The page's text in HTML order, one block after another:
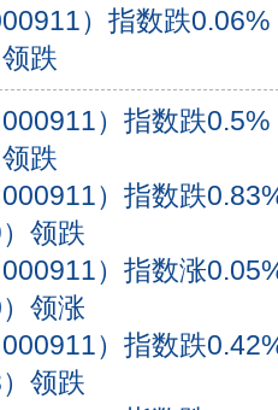
）指数跌0.06%
跌
）指数跌0.5%
跌
）指数跌
领跌
）指数涨
领涨
）指数跌
领跌